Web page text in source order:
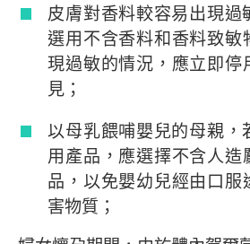
皮膚對香料較容易出現過
選用不含香料和香料致敏
現過敏的情況，應立即停
見；
以母乳餵哺嬰兒的母親，
用產品，應選擇不含人造
品，以免嬰幼兒經由口服
害物質；